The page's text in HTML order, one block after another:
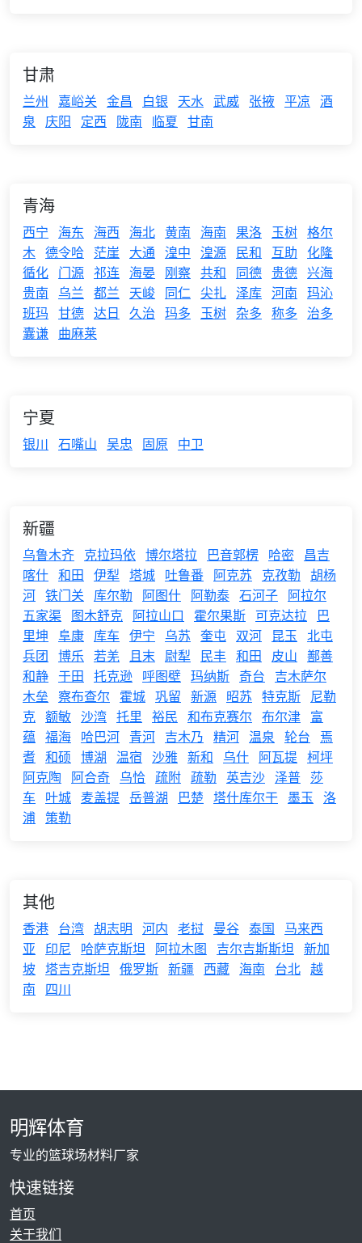
甘肃
兰州 嘉峪关 金昌 白银 天水 武威 张掖 平凉 酒
泉
庆阳 定西 陇南 临夏 甘南
青海
西宁 海东 海西 海北 黄南 海南 果洛 玉树 格尔
木 德令哈 茫崖 大通 湟中 湟源 民和 互助 化隆
循化 门源 祁连 海晏 刚察 共和 同德 贵德 兴海
贵南
乌兰 都兰 天峻 同仁 尖扎 泽库 河南 玛沁
班玛 甘德 达日 久治 玛多 玉树 杂多 称多
治多
囊谦 曲麻莱
宁夏
银川 石嘴山 吴忠 固原 中卫
新疆
乌鲁木齐 克拉玛依 博尔塔拉 巴音郭楞 哈密
昌吉
喀什 和田 伊犁 塔城 吐鲁番 阿克苏 克孜勒 胡杨
河 铁门关 库尔勒 阿图什 阿勒泰 石河子 阿拉尔
五家渠 图木舒克 阿拉山口 霍尔果斯 可克达拉
巴
里坤 阜康 库车 伊宁 乌苏 奎屯 双河 昆玉 北屯
兵团 博乐 若羌 且末 尉犁 民丰 和田 皮山 鄯善
和静 于田 托克逊 呼图壁 玛纳斯 奇台
吉木萨尔
木垒 察布查尔 霍城 巩留 新源 昭苏 特克斯 尼勒
克 额敏 沙湾 托里 裕民 和布克赛尔 布尔津 富
蕴 福海 哈巴河 青河 吉木乃 精河 温泉 轮台
焉
耆 和硕 博湖 温宿 沙雅 新和 乌什 阿瓦提 柯坪
阿克陶
阿合奇 乌恰 疏附 疏勒 英吉沙 泽普 莎
车
叶城 麦盖提 岳普湖 巴楚 塔什库尔干 墨玉 洛
浦 策勒
其他
香港 台湾 胡志明 河内 老挝 曼谷 泰国
马来西
亚
印尼 哈萨克斯坦 阿拉木图 吉尔吉斯斯坦 新加
坡 塔吉克斯坦 俄罗斯 新疆 西藏 海南 台北 越
南
四川
明辉体育
专业的篮球场材料厂家
快速链接
首页
关于我们